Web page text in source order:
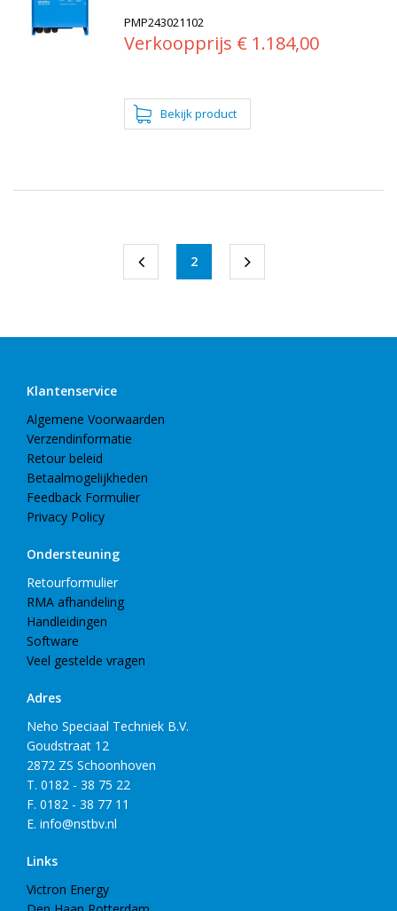
PMP243021102
Verkoopprijs € 1.184,00
2
Klantenservice
Algemene Voorwaarden
Verzendinformatie
Retour beleid
Betaalmogelijkheden
Feedback Formulier
Privacy Policy
Ondersteuning
Retourformulier
RMA afhandeling
Handleidingen
Software
Veel gestelde vragen
Adres
Neho Speciaal Techniek B.V.
Goudstraat 12
2872 ZS Schoonhoven
T. 0182 - 38 75 22
F. 0182 - 38 77 11
E. info@nstbv.nl
Links
Victron Energy